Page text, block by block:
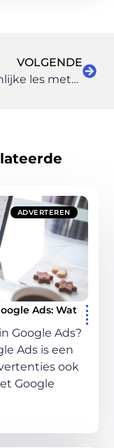
VOLGENDE
Persoonlijke les methodes bij Rijschool in Utrecht
ADVERTEREN
Ads: Wat
Google Ads?
Ads is een
ook
Google